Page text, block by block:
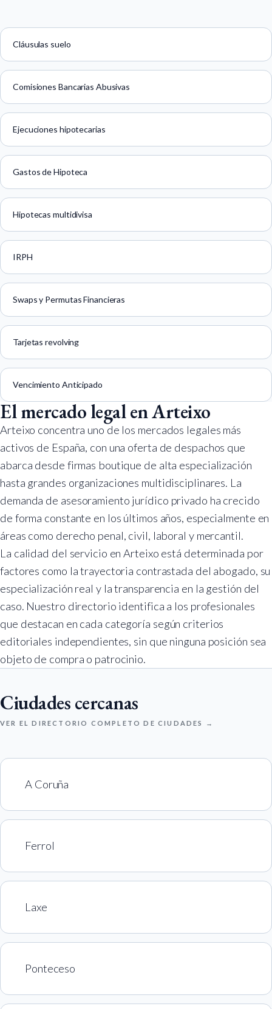
Cláusulas suelo
Comisiones Bancarias Abusivas
Ejecuciones hipotecarias
Gastos de Hipoteca
Hipotecas multidivisa
IRPH
Swaps y Permutas Financieras
Tarjetas revolving
Vencimiento Anticipado
El mercado legal en Arteixo
Arteixo concentra uno de los mercados legales más
activos de España, con una oferta de despachos que
abarca desde firmas boutique de alta especialización
hasta grandes organizaciones multidisciplinares. La
demanda de asesoramiento jurídico privado ha crecido
de forma constante en los últimos años, especialmente en
áreas como derecho penal, civil, laboral y mercantil.
La calidad del servicio en Arteixo está determinada por
factores como la trayectoria contrastada del abogado, su
especialización real y la transparencia en la gestión del
caso. Nuestro directorio identifica a los profesionales
que destacan en cada categoría según criterios
editoriales independientes, sin que ninguna posición sea
objeto de compra o patrocinio.
Ciudades cercanas
VER EL DIRECTORIO COMPLETO DE CIUDADES →
A Coruña
Ferrol
Laxe
Ponteceso